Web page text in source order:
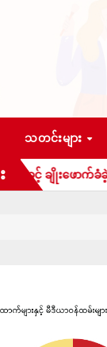
သတင်းများ
ခံခဲ့ရမှုများ